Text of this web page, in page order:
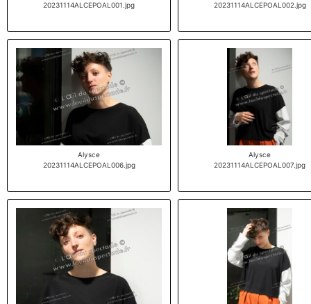
20231114ALCEPOAL001.jpg
20231114ALCEPOAL002.jpg
Alysce
20231114ALCEPOAL006.jpg
Alysce
20231114ALCEPOAL007.jpg